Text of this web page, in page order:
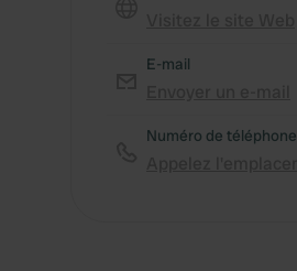
E-mail
Numéro de téléphone